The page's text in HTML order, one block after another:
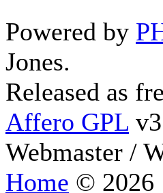
Powered by
Jones.
Released as
Affero GPL
Webmaster /
Home © 2026